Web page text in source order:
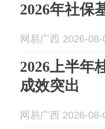
2026年社保
网易广西 2026-08-
2026上半年
成效突出
网易广西 2026-08-